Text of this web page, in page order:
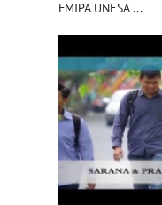
FMIPA UNESA ...